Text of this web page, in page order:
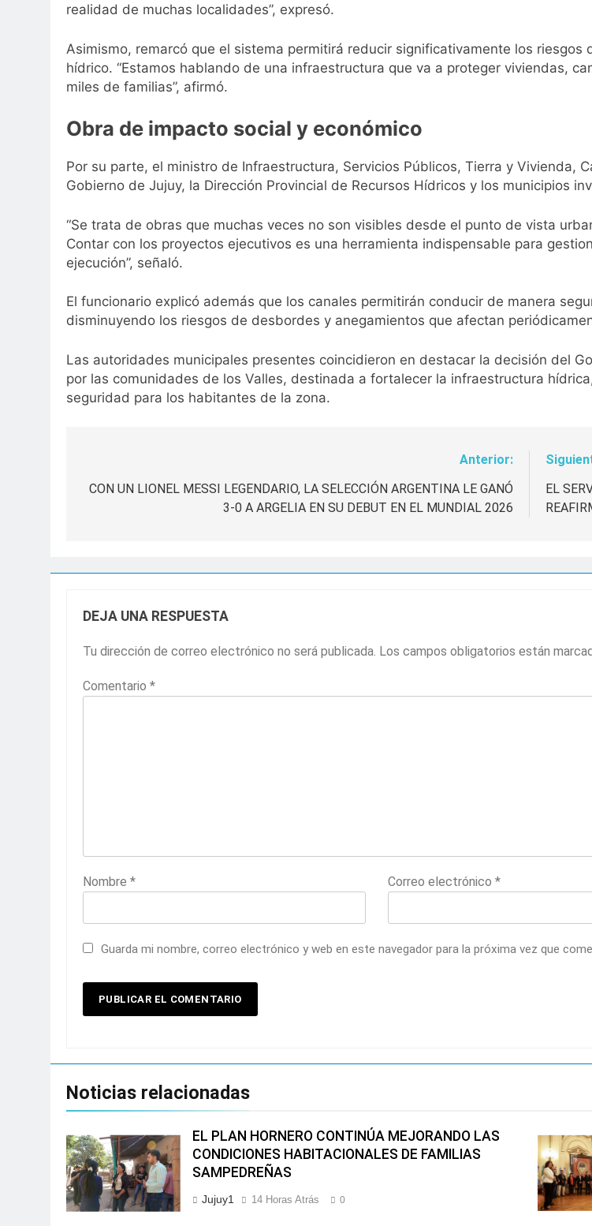
realidad de muchas localidades”, expresó.
Asimismo, remarcó que el sistema permitirá reducir significativamente los
hídrico. “Estamos hablando de una infraestructura que va a proteger viviendas,
miles de familias”, afirmó.
Obra de impacto social y económico
Por su parte, el ministro de Infraestructura, Servicios Públicos, Tierra y Vivienda,
Gobierno de Jujuy, la Dirección Provincial de Recursos Hídricos y los municipios
“Se trata de obras que muchas veces no son visibles desde el punto de vista
Contar con los proyectos ejecutivos es una herramienta indispensable para
ejecución”, señaló.
El funcionario explicó además que los canales permitirán conducir de manera
disminuyendo los riesgos de desbordes y anegamientos que afectan
Las autoridades municipales presentes coincidieron en destacar la decisión del
por las comunidades de los Valles, destinada a fortalecer la infraestructura
seguridad para los habitantes de la zona.
de
Anterior:
CON UN LIONEL MESSI LEGENDARIO, LA SELECCIÓN ARGENTINA LE GANÓ
3-0 A ARGELIA EN SU DEBUT EN EL MUNDIAL 2026
EL
DEJA UNA RESPUESTA
Tu dirección de correo electrónico no será publicada. Los campos obligatorios están
Comentario *
Nombre * Correo electrónico*
Guarda mi nombre, correo electrónico y web en este navegador para la próxima vez que
Noticias relacionadas
EL PLAN HORNERO CONTINÚA MEJORANDO LAS
CONDICIONES HABITACIONALES DE FAMILIAS
SAMPEDREÑAS
Jujuy1 14 Horas Atrás 0